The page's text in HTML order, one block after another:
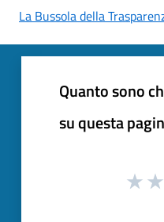
La Bussola della
Quanto sono
su questa